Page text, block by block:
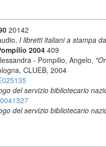
20142
I libretti italiani a stampa
2004 409
- Pompilio, Angelo,
CLUEB, 2004
del servizio bibliotecario
del servizio bibliotecario